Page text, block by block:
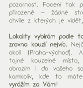
pozornost. Focení tak
přirozeně – žádné
chvíle z kterých je
Lokality vybírám podle
zrovna kouzlí nejvíc.
okolí (Praha-
tajné kouzelné
dorazím i do vašeho
kamkoliv, kde to
vyrážím za Vámi!